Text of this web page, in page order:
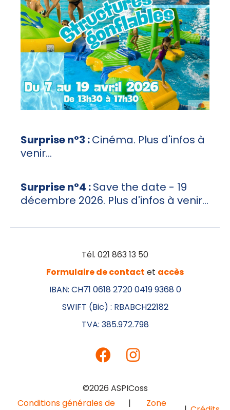
Surprise n°3 :Cinéma. Plus d'infos à
venir...
Surprise n°4 :Save the date - 19
décembre 2026. Plus d'infos à venir...
Tél. 021 863 13 50
Formulaire de contact et accès
IBAN: CH71 0618 2720 0419 9368 0
SWIFT (Bic) : RBABCH22182
TVA: 385.972.798
©2026 ASPICoss
Conditions générales de
Zone